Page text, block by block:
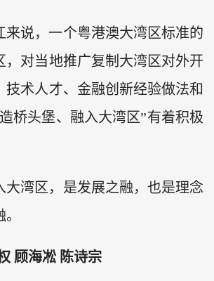
来说，一个粤港澳大湾区标准的
，对当地推广复制大湾区对外开
技术人才、金融创新经验做法和
桥头堡、融入大湾区”有着积极
大湾区，是发展之融，也是理念
顾海凇 陈诗宗